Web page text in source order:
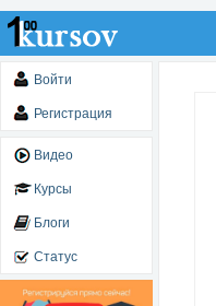
Войти
Регистрация
Видео
Курсы
Блоги
Статус